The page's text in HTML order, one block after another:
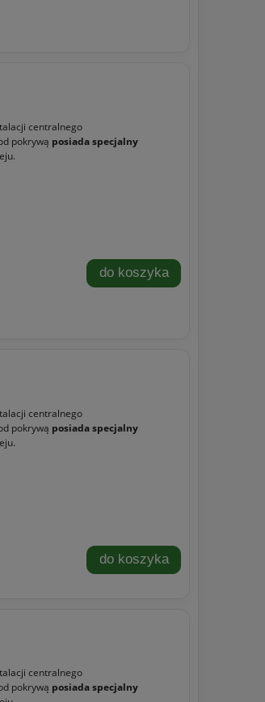
centralnego
pokrywą posiada specjalny
do koszyka
centralnego
pokrywą posiada specjalny
do koszyka
centralnego
pokrywą posiada specjalny